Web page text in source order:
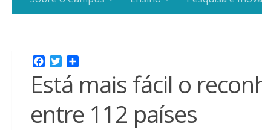
Facebook
Twitter
Está mais fácil o
entre 112 países